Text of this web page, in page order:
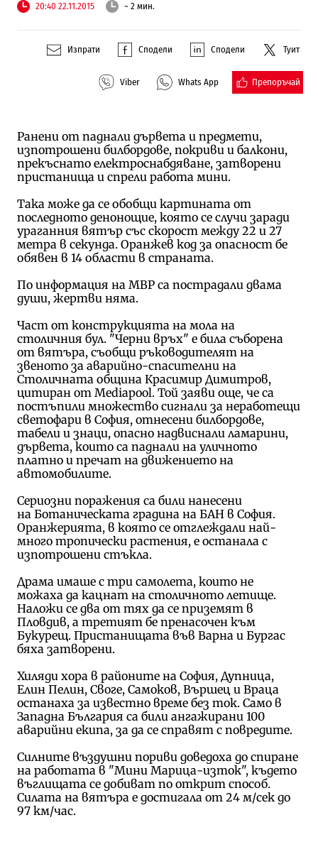
20:40 22.11.2015 ~ 2 мин.
Изпрати Сподели Сподели Туит
Viber Whats App Препоръчай
Ранени от паднали дървета и предмети,
изпотрошени билбордове, покриви и балкони,
прекъснато електроснабдяване, затворени
пристанища и спрели работа мини.
Така може да се обобщи картината от
последното денонощие, която се случи заради
ураганния вятър със скорост между 22 и 27
метра в секунда. Оранжев код за опасност бе
обявен в 14 области в страната.
По информация на МВР са пострадали двама
души, жертви няма.
Част от конструкцията на мола на
столичния бул. "Черни връх" е била съборена
от вятъра, съобщи ръководителят на
звеното за аварийно-спасителни на
Столичната община Красимир Димитров,
цитиран от Mediapool. Той заяви още, че са
постъпили множество сигнали за неработещи
светофари в София, отнесени билбордове,
табели и знаци, опасно надвиснали ламарини,
дървета, които са паднали на уличното
платно и пречат на движението на
автомобилите.
Сериозни поражения са били нанесени
на Ботаническата градина на БАН в София.
Оранжерията, в която се отглеждали най-
много тропически растения, е останала с
изпотрошени стъкла.
Драма имаше с три самолета, които не
можаха да кацнат на столичното летище.
Наложи се два от тях да се приземят в
Пловдив, а третият бе пренасочен към
Букурещ. Пристанищата във Варна и Бургас
бяха затворени.
Хиляди хора в районите на София, Дупница,
Елин Пелин, Своге, Самоков, Вършец и Враца
останаха за известно време без ток. Само в
Западна България са били ангажирани 100
аварийни екипа, за да се справят с повредите.
Силните въздушни пориви доведоха до спиране
на работата в "Мини Марица-изток", където
въглищата се добиват по открит способ.
Силата на вятъра е достигала от 24 м/сек до
97 км/час.